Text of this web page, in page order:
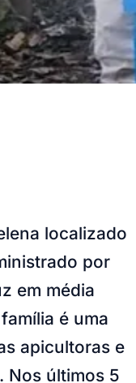
localizado
por
em média
é uma
apicultoras e
Nos últimos 5